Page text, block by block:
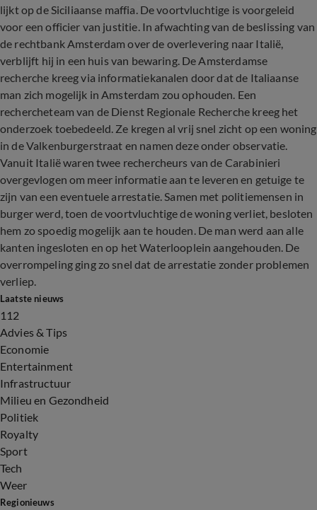
lijkt op de Siciliaanse maffia. De voortvluchtige is voorgeleid
voor een officier van justitie. In afwachting van de beslissing van
de rechtbank Amsterdam over de overlevering naar Italië,
verblijft hij in een huis van bewaring. De Amsterdamse
recherche kreeg via informatiekanalen door dat de Italiaanse
man zich mogelijk in Amsterdam zou ophouden. Een
rechercheteam van de Dienst Regionale Recherche kreeg het
onderzoek toebedeeld. Ze kregen al vrij snel zicht op een woning
in de Valkenburgerstraat en namen deze onder observatie.
Vanuit Italië waren twee rechercheurs van de Carabinieri
overgevlogen om meer informatie aan te leveren en getuige te
zijn van een eventuele arrestatie. Samen met politiemensen in
burger werd, toen de voortvluchtige de woning verliet, besloten
hem zo spoedig mogelijk aan te houden. De man werd aan alle
kanten ingesloten en op het Waterlooplein aangehouden. De
overrompeling ging zo snel dat de arrestatie zonder problemen
verliep.
Laatste nieuws
112
Advies & Tips
Economie
Entertainment
Infrastructuur
Milieu en Gezondheid
Politiek
Royalty
Sport
Tech
Weer
Regionieuws